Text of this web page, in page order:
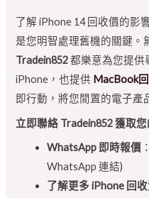
了解 iPhone 14 回收價的影
是您明智處理舊機的關鍵。
Tradein852都樂意為您提供
iPhone，也提供 MacBook
即行動，將您閒置的電子產
立即聯絡 Tradein852 獲取您
WhatsApp 即時報價
WhatsApp 連結)
了解更多 iPhone 回